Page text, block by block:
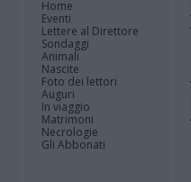
Home
Eventi
Lettere al Direttore
Sondaggi
Animali
Nascite
Foto dei lettori
Auguri
In viaggio
Matrimoni
Necrologie
Gli Abbonati